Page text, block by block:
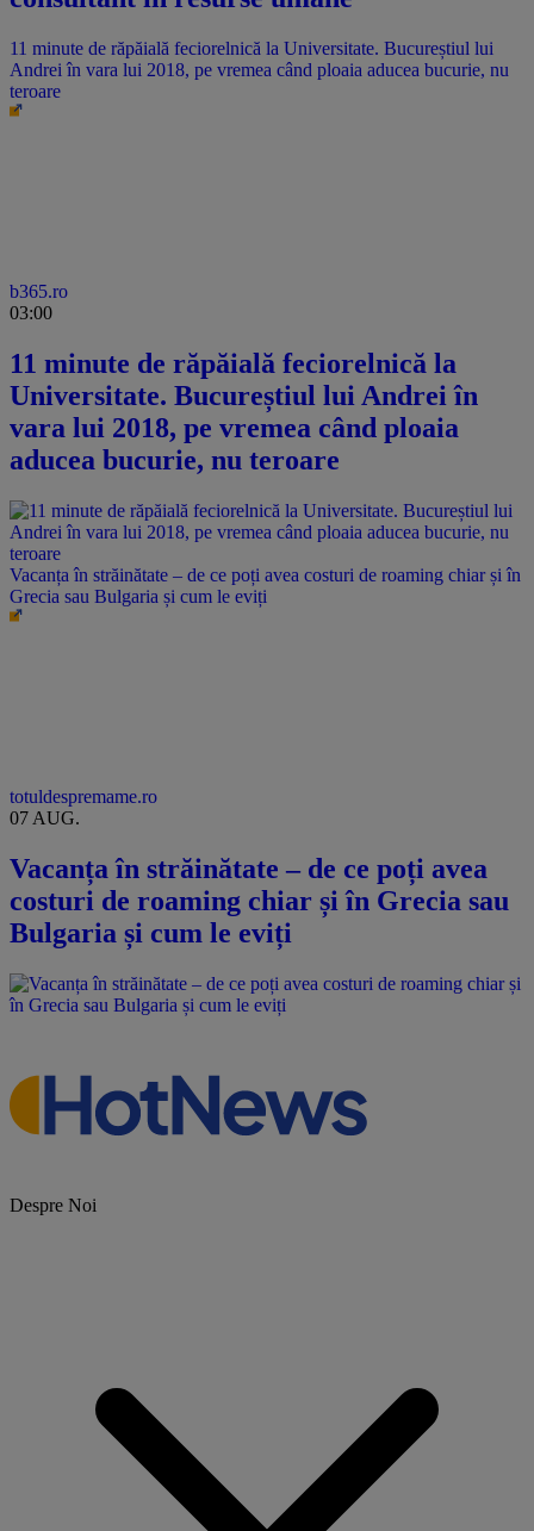
11 minute de răpăială feciorelnică la Universitate. Bucureștiul lui
Andrei în vara lui 2018, pe vremea când ploaia aducea bucurie, nu
teroare
b365.ro
03:00
11 minute de răpăială feciorelnică la
Universitate. Bucureștiul lui Andrei în
vara lui 2018, pe vremea când ploaia
aducea bucurie, nu teroare
Vacanța în străinătate – de ce poți avea costuri de roaming chiar și în
Grecia sau Bulgaria și cum le eviți
totuldespremame.ro
07 AUG.
Vacanța în străinătate – de ce poți avea
costuri de roaming chiar și în Grecia sau
Bulgaria și cum le eviți
Despre Noi